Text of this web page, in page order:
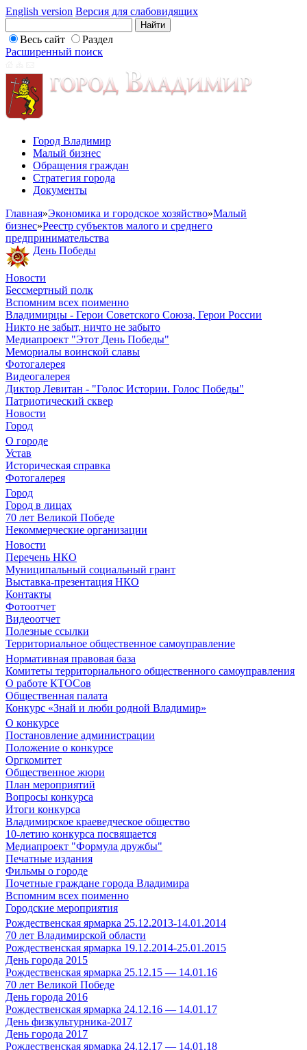
English version Версия для слабовидящих
Весь сайт
Раздел
Расширенный поиск
Город Владимир
Малый бизнес
Обращения граждан
Стратегия города
Документы
Главная»Экономика и городское хозяйство»Малый
бизнес»Реестр субъектов малого и среднего
предпринимательства
День Победы
Новости
Бессмертный полк
Вспомним всех поименно
Владимирцы - Герои Советского Союза, Герои России
Никто не забыт, ничто не забыто
Медиапроект "Этот День Победы"
Мемориалы воинской славы
Фотогалерея
Видеогалерея
Диктор Левитан - "Голос Истории. Голос Победы"
Патриотический сквер
Новости
Город
О городе
Устав
Историческая справка
Фотогалерея
Город
Город в лицах
70 лет Великой Победе
Некоммерческие организации
Новости
Перечень НКО
Муниципальный социальный грант
Выставка-презентация НКО
Контакты
Фотоотчет
Видеоотчет
Полезные ссылки
Территориальное общественное самоуправление
Нормативная правовая база
Комитеты территориального общественного самоуправления
О работе КТОСов
Общественная палата
Конкурс «Знай и люби родной Владимир»
О конкурсе
Постановление администрации
Положение о конкурсе
Оргкомитет
Общественное жюри
План мероприятий
Вопросы конкурса
Итоги конкурса
Владимирское краеведческое общество
10-летию конкурса посвящается
Медиапроект "Формула дружбы"
Печатные издания
Фильмы о городе
Почетные граждане города Владимира
Вспомним всех поименно
Городские мероприятия
Рождественская ярмарка 25.12.2013-14.01.2014
70 лет Владимирской области
Рождественская ярмарка 19.12.2014-25.01.2015
День города 2015
Рождественская ярмарка 25.12.15 — 14.01.16
70 лет Великой Победе
День города 2016
Рождественская ярмарка 24.12.16 — 14.01.17
День физкультурника-2017
День города 2017
Рождественская ярмарка 24.12.17 — 14.01.18